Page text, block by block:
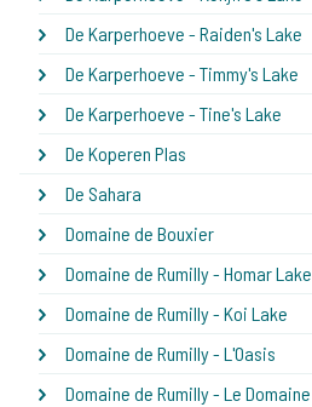
De Karperhoeve - Raiden's Lake
De Karperhoeve - Timmy's Lake
De Karperhoeve - Tine's Lake
De Koperen Plas
De Sahara
Domaine de Bouxier
Domaine de Rumilly - Homar Lake
Domaine de Rumilly - Koi Lake
Domaine de Rumilly - L'Oasis
Domaine de Rumilly - Le Domaine